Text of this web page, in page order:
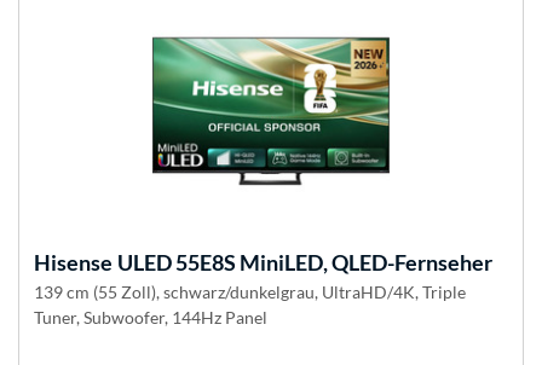
Hisense ULED 55E8S MiniLED, QLED-Fernseher
139 cm (55 Zoll), schwarz/dunkelgrau, UltraHD/4K, Triple
Tuner, Subwoofer, 144Hz Panel